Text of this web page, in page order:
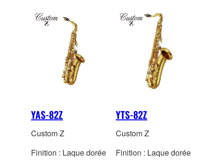
YAS-82Z
Custom Z
Finition : Laque dorée
YTS-82Z
Custom Z
Finition : Laque dorée